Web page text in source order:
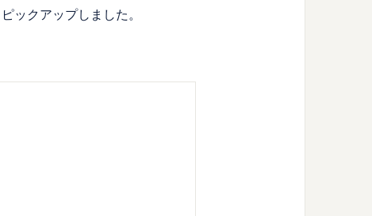
ックアップしました。